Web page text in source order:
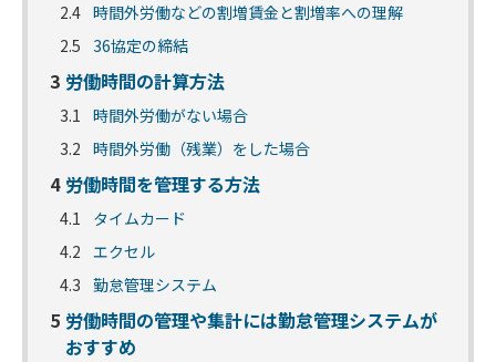
2.4 時間外労働などの割増賃金と割増率への理解
2.5 36協定の締結
3 労働時間の計算方法
3.1 時間外労働がない場合
3.2 時間外労働（残業）をした場合
4 労働時間を管理する方法
4.1
タイムカード
4.2 エクセル
4.3 勤怠管理システム
5 労働時間の管理や集計には勤怠管理システムが
おすすめ